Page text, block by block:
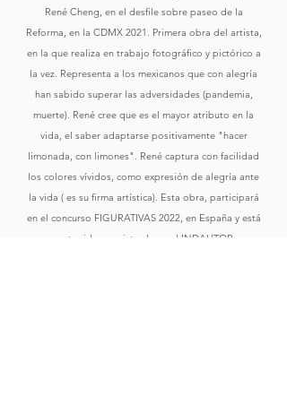
René Cheng, en el desfile sobre paseo de la
Reforma, en la CDMX 2021. Primera obra del artista,
en la que realiza en trabajo fotográfico y pictórico a
la vez. Representa a los mexicanos que con alegría
han sabido superar las adversidades (pandemia,
muerte). René cree que es el mayor atributo en la
vida, el saber adaptarse positivamente "hacer
limonada, con limones". René captura con facilidad
los colores vívidos, como expresión de alegría ante
la vida ( es su firma artística). Esta obra, participará
en el concurso FIGURATIVAS 2022, en España y está
protegida y registrada en el INDAUTOR.